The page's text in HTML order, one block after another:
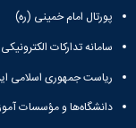
پورتال امام خمینی (ره)
سامانه تدارکات
ریاست جمهوری اسلامی
دانشگاه‌ها و مؤسسات